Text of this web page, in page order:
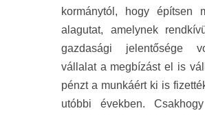
kormánytól, hogy építsen
alagutat, amelynek
gazdasági jelentősége
vállalat a megbízást el is
pénzt a munkáért ki is
utóbbi években.